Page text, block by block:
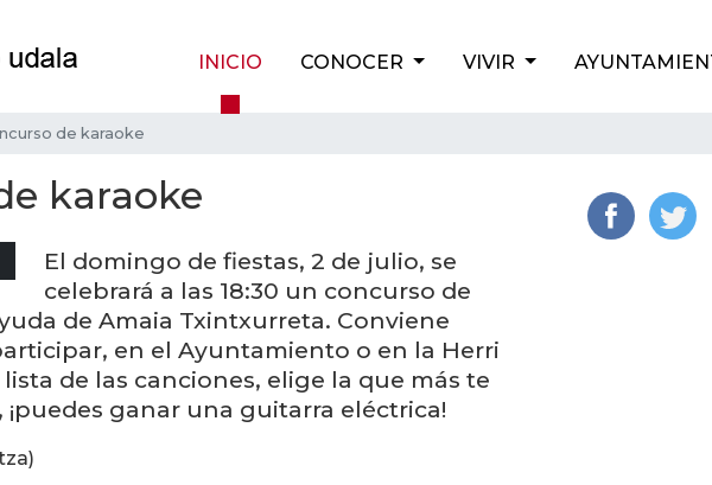
INICIO CONOCER VIVIR
de karaoke
karaoke
El domingo de fiestas, 2 de julio, se
celebrará a las 18:30 un concurso de
de Amaia Txintxurreta. Conviene
en el Ayuntamiento o en la Herri
lista de las canciones, elige la que más te
ganar una guitarra eléctrica!